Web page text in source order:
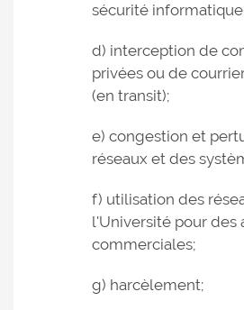
sécurité
d) interception de
privées ou de
(en transit);
e) congestion et
réseaux et des
f) utilisation des
l'Université pour des
commerciales;
g) harcèlement;